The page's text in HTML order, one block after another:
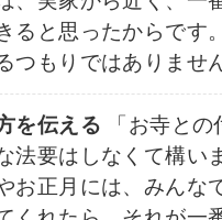
ると思ったからです
つもりではありませ
を伝える 「お寺との
法要はしなくて構い
お正月には、みんな